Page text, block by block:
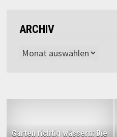
ARCHIV
Archiv
Garten richtig wässern: Die